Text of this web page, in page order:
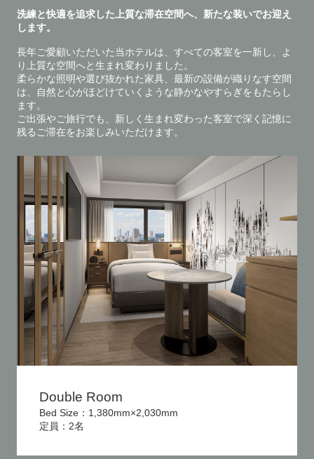
洗練と快適を追求した上質な滞在空間へ、新たな装いでお迎え
します。
長年ご愛顧いただいた当ホテルは、すべての客室を一新し、よ
り上質な空間へと生まれ変わりました。
柔らかな照明や選び抜かれた家具、最新の設備が織りなす空間
は、自然と心がほどけていくような静かなやすらぎをもたらし
ます。
ご出張やご旅行でも、新しく生まれ変わった客室で深く記憶に
残るご滞在をお楽しみいただけます。
Double Room
Bed Size：1,380mm×2,030mm
定員：2名